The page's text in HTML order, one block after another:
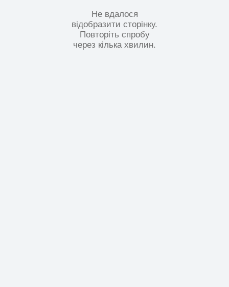
Не вдалося
відобразити сторінку.
Повторіть спробу
через кілька хвилин.